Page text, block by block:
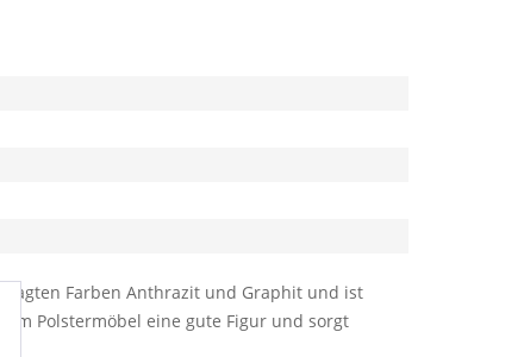
Farben Anthrazit und Graphit und ist
Polstermöbel eine gute Figur und sorgt